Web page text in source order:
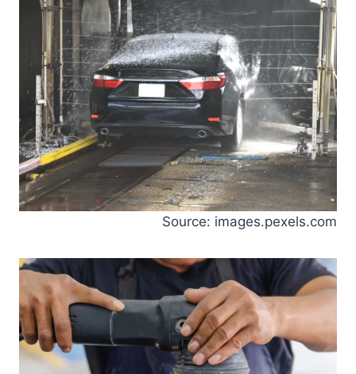
Source: images.pexels.com